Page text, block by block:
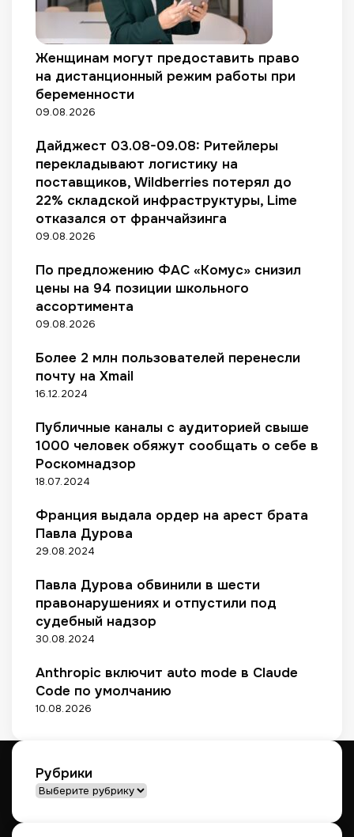
е
о
в
п
к
у
п
а
т
е
е
й
о
е
р
ж
а
н
ы
х
м
а
в
е
л
и
и
л
о
ь
в
2
р
з
а
р
с
е
т
и
у
л
и
т
ь
о
т
р
у
д
н
ч
т
в
д
л
я
п
т
и
м
з
а
ц
и
м
ж
н
а
р
о
й
Женщинам могут предоставить право
на дистанционный режим работы при
беременности
09.08.2026
Дайджест 03.08-09.08: Ритейлеры
перекладывают логистику на
поставщиков, Wildberries потерял до
22% складской инфраструктуры, Lime
отказался от франчайзинга
09.08.2026
По предложению ФАС «Комус» снизил
цены на 94 позиции школьного
ассортимента
09.08.2026
Более 2 млн пользователей перенесли
почту на Xmail
16.12.2024
Публичные каналы с аудиторией свыше
1000 человек обяжут сообщать о себе в
Роскомнадзор
18.07.2024
Франция выдала ордер на арест брата
Павла Дурова
29.08.2024
Павла Дурова обвинили в шести
правонарушениях и отпустили под
судебный надзор
30.08.2024
Anthropic включит auto mode в Claude
Code по умолчанию
10.08.2026
Рубрики
Рубрики